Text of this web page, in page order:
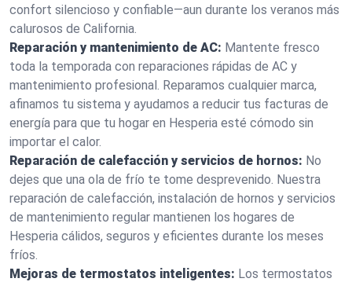
confort silencioso y confiable—aun durante los veranos más
calurosos de California.
Reparación y mantenimiento de AC: Mantente fresco
toda la temporada con reparaciones rápidas de AC y
mantenimiento profesional. Reparamos cualquier marca,
afinamos tu sistema y ayudamos a reducir tus facturas de
energía para que tu hogar en Hesperia esté cómodo sin
importar el calor.
Reparación de calefacción y servicios de hornos: No
dejes que una ola de frío te tome desprevenido. Nuestra
reparación de calefacción, instalación de hornos y servicios
de mantenimiento regular mantienen los hogares de
Hesperia cálidos, seguros y eficientes durante los meses
fríos.
Mejoras de termostatos inteligentes: Los termostatos